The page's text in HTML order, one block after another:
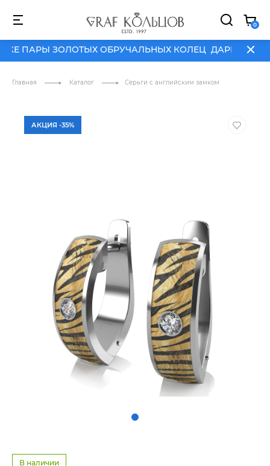
ДАРИМ
ПАРЫ ЗОЛОТЫХ ОБРУЧАЛЬНЫХ КОЛЕЦ
NEW HIT SALE АКЦИИ
0
ДАРИМ
ПАРЫ ЗОЛОТЫХ ОБРУЧАЛЬНЫХ КОЛЕЦ
Главная Каталог Серьги с английским замком
АКЦИЯ -35%
В наличии